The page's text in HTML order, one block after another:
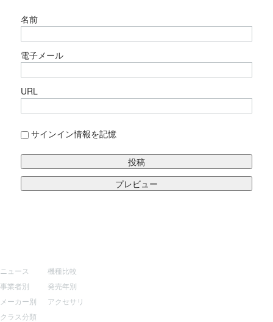
名前
電子メール
URL
サインイン情報を記憶
ニュース
事業者別
メーカー別
クラス分類
機種比較
発売年別
アクセサリ